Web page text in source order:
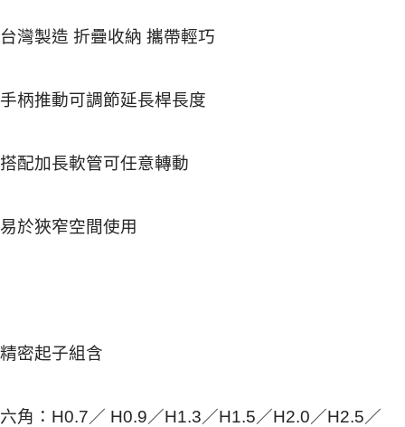
台灣製造 折疊收納 攜帶輕巧
手柄推動可調節延長桿長度
搭配加長軟管可任意轉動
易於狹窄空間使用
精密起子組含
六角：H0.7／ H0.9／H1.3／H1.5／H2.0／H2.5／